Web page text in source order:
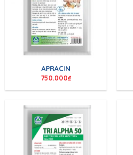
APRACIN
750.000₫